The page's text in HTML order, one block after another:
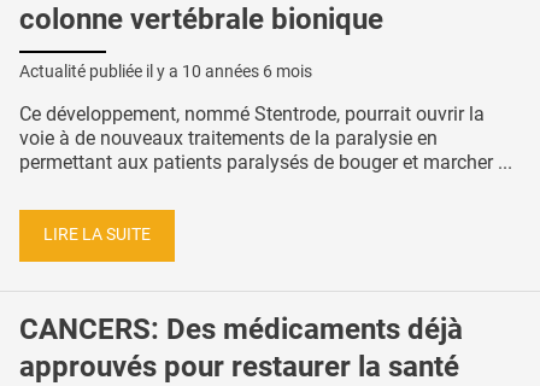
colonne vertébrale bionique
Actualité publiée il y a 10 années 6 mois
Ce développement, nommé Stentrode, pourrait ouvrir la
voie à de nouveaux traitements de la paralysie en
permettant aux patients paralysés de bouger et marcher ...
LIRE LA SUITE
CANCERS: Des médicaments déjà
approuvés pour restaurer la santé